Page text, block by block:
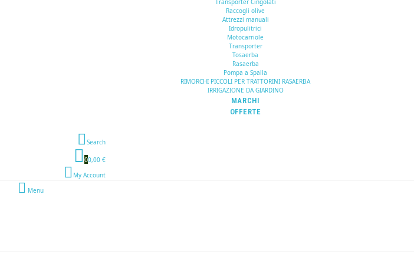
Raccogli olive
Attrezzi manuali
Idropulitrici
Motocarriole
Transporter
Tosaerba
Rasaerba
Pompa a Spalla
RIMORCHI PICCOLI PER TRATTORINI RASAERBA
IRRIGAZIONE DA GIARDINO
MARCHI
OFFERTE
Search
00,00 €
My Account
Menu